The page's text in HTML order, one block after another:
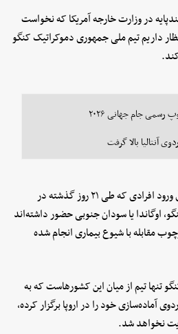
در وزارت خارجه آمریکا که نخواست
داریم تیم ملی جمهوری دموکراتیک کنگو
جام جهانی ۲۰۲۶
آنتالیا بالا گرفت
آمریکا پیش‌تر محدودیت‌هایی برای ورود افرادی که طی ۲۱ روز گذشته در
اوگاندا یا سودان جنوبی حضور داشته‌اند
مقابله با شیوع بیماری انجام شده
تنها تیم از میان این کشورهاست که به
آماده‌سازی خود را در اروپا برگزار کرده،
نخواهد شد.